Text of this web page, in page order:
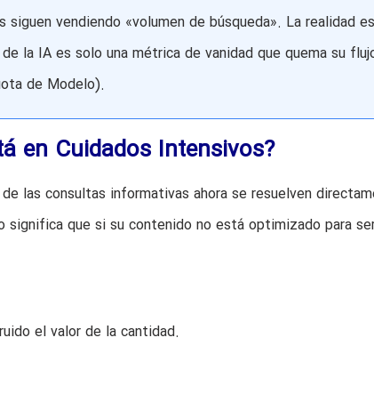
vendiendo «volumen de búsqueda». La realidad es
la IA es solo una métrica de vanidad que quema su
de Modelo).
en Cuidados Intensivos?
las consultas informativas ahora se resuelven
significa que si su contenido no está optimizado para
el valor de la cantidad.